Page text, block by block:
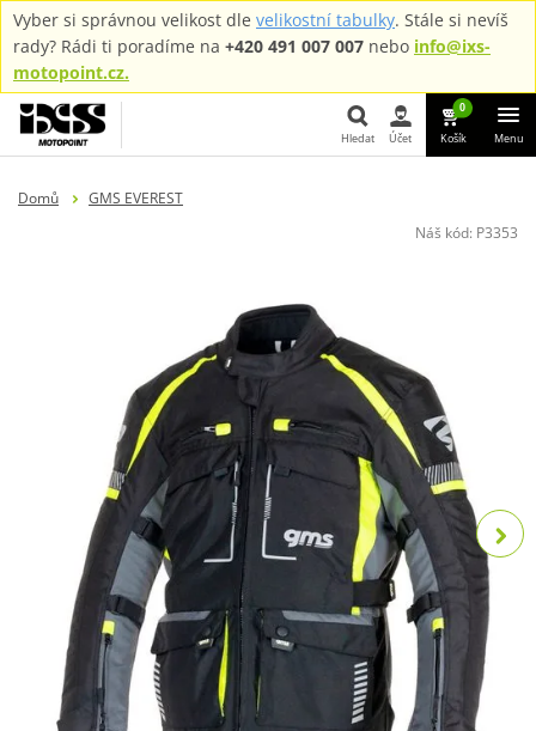
Vyber si správnou velikost dle velikostní tabulky. Stále si nevíš
rady? Rádi ti poradíme na +420 491 007 007 nebo info@ixs-
motopoint.cz.
Hledat Účet
0
Košík Menu
Domů
GMS EVEREST
Náš kód: P3353